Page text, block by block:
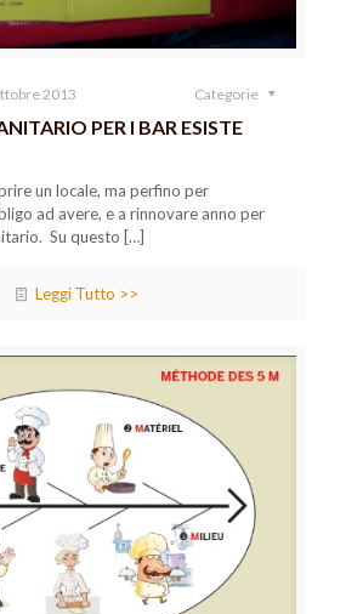
2013 Categorie
PER I BAR ESISTE
un locale, ma perfino per
ad avere, e a rinnovare anno per
Su questo […]
Leggi Tutto >>